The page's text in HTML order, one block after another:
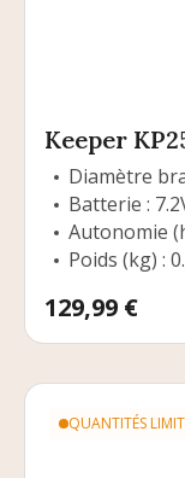
Keeper
Diamètre
Batterie :
Autonomie
Poids (kg) :
Prix
129,99 €
QUANTITÉS